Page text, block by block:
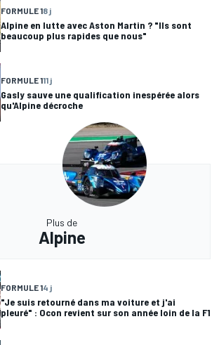
FORMULE 18 j
Alpine en lutte avec Aston Martin ? "Ils sont
beaucoup plus rapides que nous"
FORMULE 111 j
Gasly sauve une qualification inespérée alors
qu'Alpine décroche
Plus de
Alpine
FORMULE 14 j
"Je suis retourné dans ma voiture et j'ai
pleuré" : Ocon revient sur son année loin de la F1